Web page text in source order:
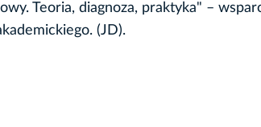
Teoria, diagnoza, praktyka" –
(JD).